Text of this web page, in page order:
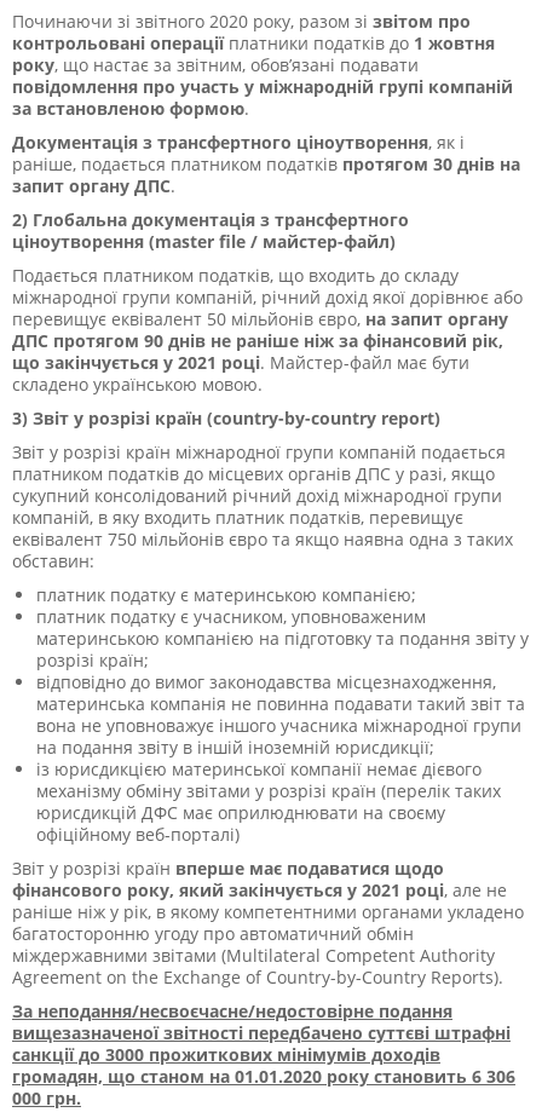
Починаючи зі звітного 2020 року, разом зі звітом про
контрольовані операціїплатники податків до 1 жовтня
року, що настає за звітним, обов’язані подавати
повідомлення про участь у міжнародній групі компаній
за встановленою формою.
Документація з трансфертного ціноутворення, як і
раніше, подається платником податків протягом 30 днів на
запит органу ДПС.
2) Глобальна документація з трансфертного
ціноутворення (master file / майстер-файл)
Подається платником податків, що входить до складу
міжнародної групи компаній, річний дохід якої дорівнює або
перевищує еквівалент 50 мільйонів євро, на запит органу
ДПС протягом 90 днів не раніше ніж за фінансовий рік,
що закінчується у 2021 році. Майстер-файл має бути
складено українською мовою.
3) Звіт у розрізі країн (country-by-country report)
Звіт у розрізі країн міжнародної групи компаній подається
платником податків до місцевих органів ДПС у разі, якщо
сукупний консолідований річний дохід міжнародної групи
компаній, в яку входить платник податків, перевищує
еквівалент 750 мільйонів євро та якщо наявна одна з таких
обставин:
платник податку є материнською компанією;
платник податку є учасником, уповноваженим
материнською компанією на підготовку та подання звіту у
розрізі країн;
відповідно до вимог законодавства місцезнаходження,
материнська компанія не повинна подавати такий звіт та
вона не уповноважує іншого учасника міжнародної групи
на подання звіту в іншій іноземній юрисдикції;
із юрисдикцією материнської компанії немає дієвого
механізму обміну звітами у розрізі країн (перелік таких
юрисдикцій ДФС має оприлюднювати на своєму
офіційному веб-порталі)
Звіт у розрізі країн вперше має подаватися щодо
фінансового року, який закінчується у 2021 році, але не
раніше ніж у рік, в якому компетентними органами укладено
багатосторонню угоду про автоматичний обмін
міждержавними звітами (Мultilateral Сompetent Authority
Agreement on the Exchange of Country-by-Country Reports).
За неподання/несвоєчасне/недостовірне подання
вищезазначеної звітності передбачено суттєві штрафні
санкції до 3000 прожиткових мінімумів доходів
громадян, що станом на 01.01.2020 року становить 6 306
000 грн.